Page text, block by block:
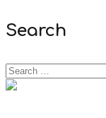
Search